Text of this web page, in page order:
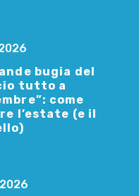
bugia del
tutto a
come
l’estate (e il